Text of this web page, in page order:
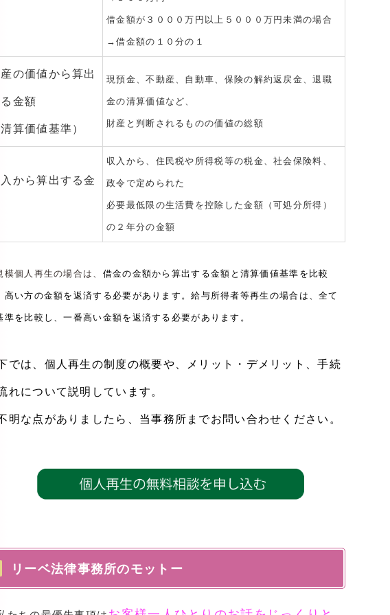
借金額が３０００万円以上５０００万円未満の場合
→借金額の１０分の１
の価値から算出
金額
算価値基準）
現預金、不動産、自動車、保険の解約返戻金、退職
金の清算価値など、
財産と判断されるものの価値の総額
から算出する金
収入から、住民税や所得税等の税金、社会保険料、
政令で定められた
必要最低限の生活費を控除した金額（可処分所得）
の２年分の金額
模個人再生の場合は、 借金の金額から算出する金額と清算価値基準を比較
高い方の金額を返済する必要があります。給与所得者等再生の場合は、全て
準を比較し、一番高い金額を返済する必要があります。
では、個人再生の制度の概要や、メリット・デメリット、手続
れについて説明しています。
明な点がありましたら、当事務所までお問い合わせください。
リーベ法律事務所のモットー